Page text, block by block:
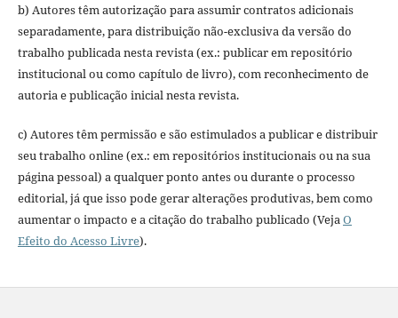
b) Autores têm autorização para assumir contratos adicionais
separadamente, para distribuição não-exclusiva da versão do
trabalho publicada nesta revista (ex.: publicar em repositório
institucional ou como capítulo de livro), com reconhecimento de
autoria e publicação inicial nesta revista.
c) Autores têm permissão e são estimulados a publicar e distribuir
seu trabalho online (ex.: em repositórios institucionais ou na sua
página pessoal) a qualquer ponto antes ou durante o processo
editorial, já que isso pode gerar alterações produtivas, bem como
aumentar o impacto e a citação do trabalho publicado (VejaO
Efeito do Acesso Livre).